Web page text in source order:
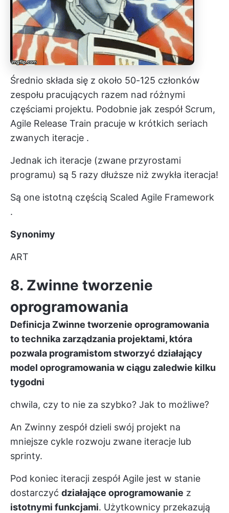
Średnio składa się z około 50-125 członków
zespołu pracujących razem nad różnymi
częściami projektu. Podobnie jak zespół Scrum,
Agile Release Train pracuje w krótkich seriach
zwanych iteracje .
Jednak ich iteracje (zwane przyrostami
programu) są 5 razy dłuższe niż zwykła iteracja!
Są one istotną częścią Scaled Agile Framework
.
Synonimy
ART
8. Zwinne tworzenie
oprogramowania
Definicja Zwinne tworzenie oprogramowania
to technika zarządzania projektami, która
pozwala programistomstworzyć działający
model oprogramowaniaw ciągu zaledwie kilku
tygodni
chwila, czy to nie za szybko? Jak to możliwe?
An Zwinny zespółdzieli swój projekt na
mniejsze cykle rozwoju zwane iteracje lub
sprinty.
Pod koniec iteracji zespół Agile jest w stanie
dostarczyć działające oprogramowanie z
istotnymi funkcjami. Użytkownicy przekazują